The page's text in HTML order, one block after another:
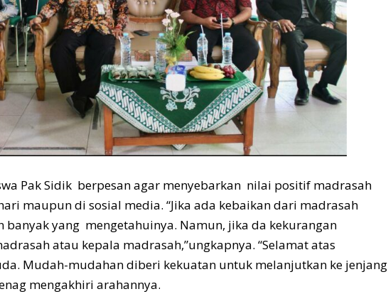
Pak Sidik berpesan agar menyebarkan nilai positif madrasah
maupun di sosial media. “Jika ada kebaikan dari madrasah
banyak yang mengetahuinya. Namun, jika da kekurangan
atau kepala madrasah,”ungkapnya. “Selamat atas
Mudah-mudahan diberi kekuatan untuk melanjutkan ke jenjang
mengakhiri arahannya.